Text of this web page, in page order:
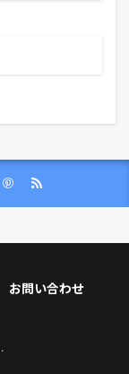
お問い合わせ
.